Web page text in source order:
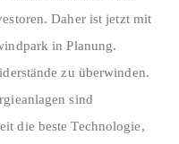
Daher ist jetzt mit
in Planung.
zu überwinden.
sind
die beste Technologie,